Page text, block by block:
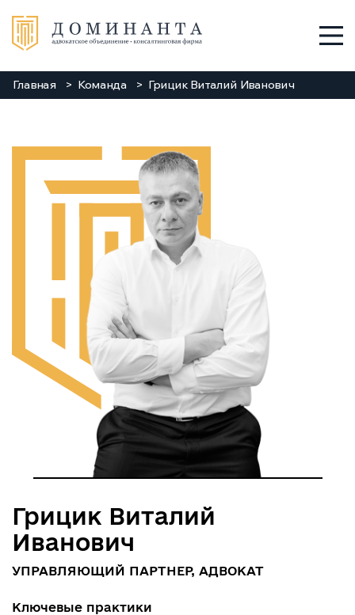
Услуги
Команда
+38 048 784 88 88
UARU EN
Главная Команда Грицик Виталий Иванович
Грицик Виталий
Иванович
УПРАВЛЯЮЩИЙ ПАРТНЕР, АДВОКАТ
Ключевые практики